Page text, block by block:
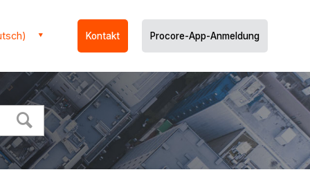
Kontakt Procore-App-Anmeldung